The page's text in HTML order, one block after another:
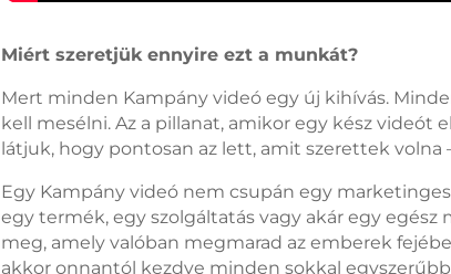
Miért szeretjük ennyire ezt a munkát?
Mert minden Kampány videó egy új kihívás.
kell mesélni. Az a pillanat, amikor egy kész videót
látjuk, hogy pontosan az lett, amit szerettek volna
Egy Kampány videó nem csupán egy
egy termék, egy szolgáltatás vagy akár egy egész
meg, amely valóban megmarad az emberek
akkor onnantól kezdve minden sokkal